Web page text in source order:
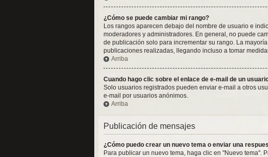
¿Cómo se puede cambiar mi rango?
Los rangos aparecen debajo del nombre de usuario e
moderadores y administradores. En general, no puede
de publicación solo para incrementar su rango. La
publicaciones realizadas, llegando incluso a tomar
Arriba
Cuando hago clic sobre el enlace de e-mail de un
Solo usuarios registrados pueden enviar e-mail a otros
e-mail por usuarios anónimos.
Arriba
Publicación de mensajes
¿Cómo puedo crear un nuevo tema o enviar una
Para publicar un nuevo tema, haga clic en "Nuevo tema".